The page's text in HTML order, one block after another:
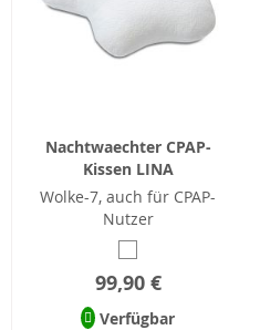
Nachtwaechter CPAP-
Kissen LINA
Wolke-7, auch für CPAP-
Nutzer
99,90 €
Verfügbar